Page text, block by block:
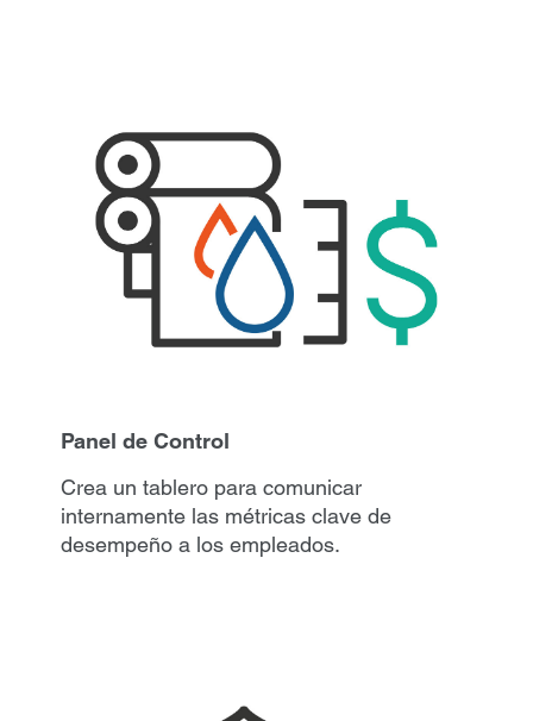
Panel de Control
Crea un tablero para comunicar
internamente las métricas clave de
desempeño a los empleados.